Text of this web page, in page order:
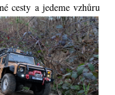
cesty a jedeme vzhůru